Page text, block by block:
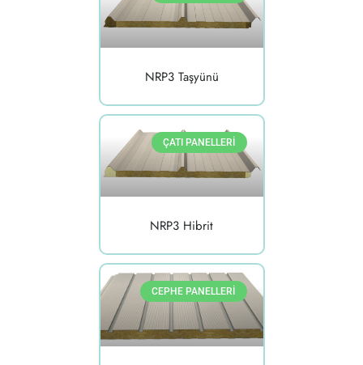
NRP3 Taşyünü
ÇATI PANELLERI
NRP3 Hibrit
CEPHE PANELLERI